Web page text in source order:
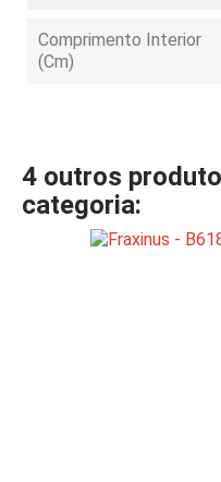
Comprimento Interior
(cm)
4 outros
categoria: